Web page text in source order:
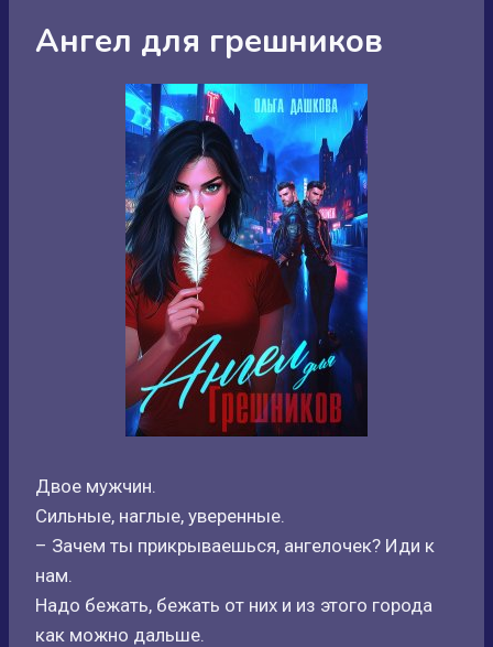
Ангел для грешников
Двое мужчин.
Сильные, наглые, уверенные.
– Зачем ты прикрываешься, ангелочек? Иди к
нам.
Надо бежать, бежать от них и из этого города
как можно дальше.